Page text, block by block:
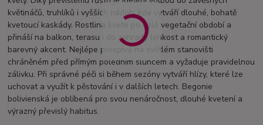
květináčů, truhlíků i vyšších nádob, kde vytváří dlouhé, bohatě
kvetoucí kaskády. Rostlina kvete po celé vegetační období a
přináší na balkon, terasu i do zahrady lehkost a romantický
barevný akcent. Nejlépe prospívá na světlém stanovišti
chráněném před přímým poledním sluncem a vyžaduje pravidelnou
zálivku. Při správné péči si během sezóny vytváří hlízy, které lze
uchovat a využít k pěstování i v dalších letech. Begonie
bolivienská je oblíbená pro svou nenáročnost, dlouhé kvetení a
výrazný převislý habitus.